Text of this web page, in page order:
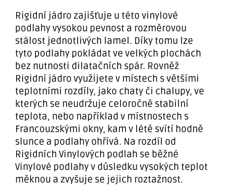
Rigidní jádro zajišťuje u této vinylové
podlahy vysokou pevnost a rozměrovou
stálost jednotlivých lamel. Díky tomu lze
tyto podlahy pokládat ve velkých plochách
bez nutnosti dilatačních spár. Rovněž
Rigidní jádro využijete v místech s většími
teplotními rozdíly, jako chaty či chalupy, ve
kterých se neudržuje celoročně stabilní
teplota, nebo například v místnostech s
Francouzskými okny, kam v létě svítí hodně
slunce a podlahy ohřívá. Na rozdíl od
Rigidních Vinylových podlah se běžné
Vinylové podlahy v důsledku vysokých teplot
měknou a zvyšuje se jejich roztažnost.